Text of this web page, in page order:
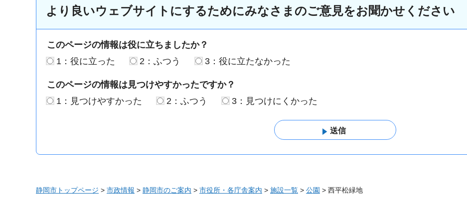
より良いウェブサイトにするためにみなさまのご意見をお聞かせください
このページの情報は役に立ちましたか？
1：役に立った
2：ふつう 3：役に立たなかった
このページの情報は見つけやすかったですか？
1：見つけやすかった
2：ふつう 3：見つけにくかった
静岡市トップページ > 市政情報 > 静岡市のご案内 > 市役所・各庁舎案内 > 施設一覧 > 公園 > 西平松緑地